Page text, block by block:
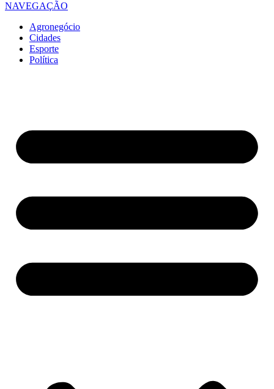
NAVEGAÇÃO
Agronegócio
Cidades
Esporte
Política